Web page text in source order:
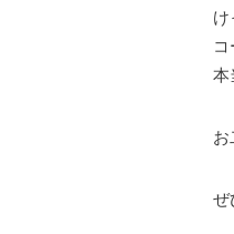
け
本
お
ぜ